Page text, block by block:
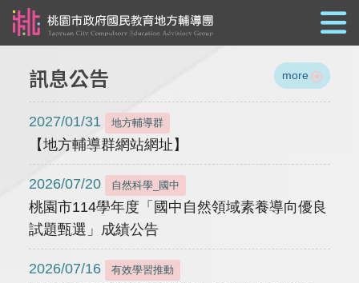
訊息公告 more
2027/01/31 地方輔導群
【地方輔導群網站網址】
2026/07/20 自然科學_國中
桃園市114學年度「國中自然領域素養導向優良
試題甄選」成績公告
2026/07/16 有效學習推動